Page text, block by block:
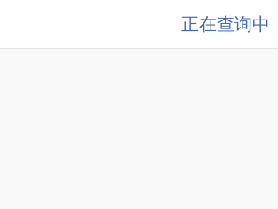
正在查询中